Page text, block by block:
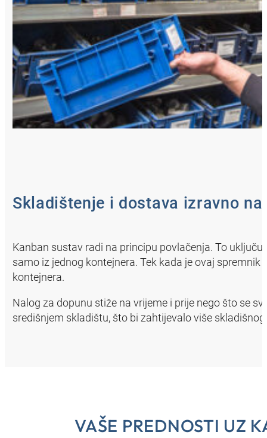
Skladištenje i dostava izravno
Kanban sustav radi na principu povlačenja. To
samo iz jednog kontejnera. Tek kada je ovaj
kontejnera.
Nalog za dopunu stiže na vrijeme i prije nego što se
središnjem skladištu, što bi zahtijevalo više
VAŠE PREDNOSTI UZ